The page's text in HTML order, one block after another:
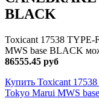
BLACK
Toxicant 17538
MWS base BLACK
86555.45 руб
Купить Toxicant
Tokyo Marui MWS